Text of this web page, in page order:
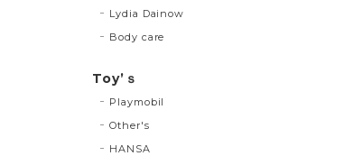
Lydia Dainow
Body care
Toy’ｓ
Playmobil
Other's
HANSA